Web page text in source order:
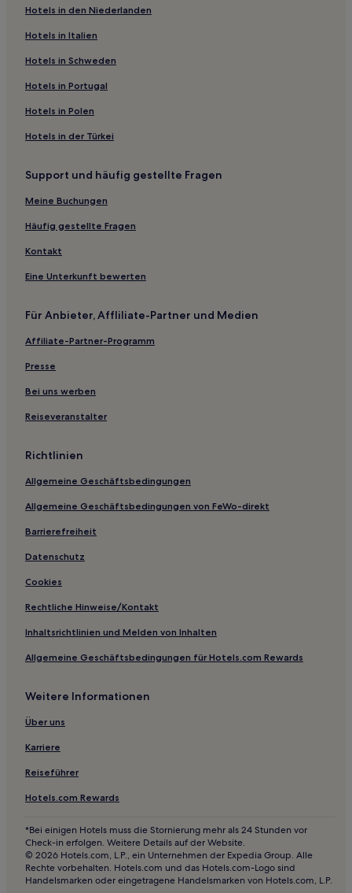
Eidsvoll Hotels
Hotels nahe T-Bane-Station Østerås
Hotels nahe Bahnhof Oslo Lufthavn Gardermoen
Hotels nahe Lørenskog Bygdemuseum
Hotels nahe Bekkestua-Station
Lysaker: Hotels
Hotels nahe Bahnhof Vestby
Nesoddtangen Hotels
Fornebu: Hotels
Hotels nahe Langesand
Vestby Hotels
2-Sterne-Hotels in Asker
3-Sterne-Hotels in Asker
Hotels in den Niederlanden
Hotels in Italien
Hotels in Schweden
Hotels in Portugal
Hotels in Polen
Hotels in der Türkei
Support und häufig gestellte Fragen
Meine Buchungen
Häufig gestellte Fragen
Kontakt
Eine Unterkunft bewerten
Für Anbieter, Affliliate-Partner und Medien
Affiliate-Partner-Programm
Presse
Bei uns werben
Reiseveranstalter
Richtlinien
Allgemeine Geschäftsbedingungen
Allgemeine Geschäftsbedingungen von FeWo-direkt
Barrierefreiheit
Datenschutz
Cookies
Rechtliche Hinweise/Kontakt
Inhaltsrichtlinien und Melden von Inhalten
Allgemeine Geschäftsbedingungen für Hotels.com Rewards
Weitere Informationen
Über uns
Karriere
Reiseführer
Hotels.com Rewards
*Bei einigen Hotels muss die Stornierung mehr als 24 Stunden vor
Check-in erfolgen. Weitere Details auf der Website.
© 2026 Hotels.com, L.P., ein Unternehmen der Expedia Group. Alle
Rechte vorbehalten. Hotels.com und das Hotels.com-Logo sind
Handelsmarken oder eingetragene Handelsmarken von Hotels.com, L.P.